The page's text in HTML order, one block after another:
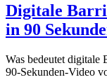
Digitale
in 90
Was bedeutet digitale
90-Sekunden-Video